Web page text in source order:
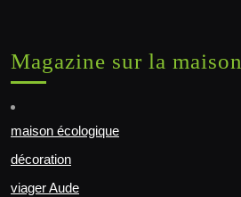
Magazine sur la maison
maison écologique
décoration
viager Aude